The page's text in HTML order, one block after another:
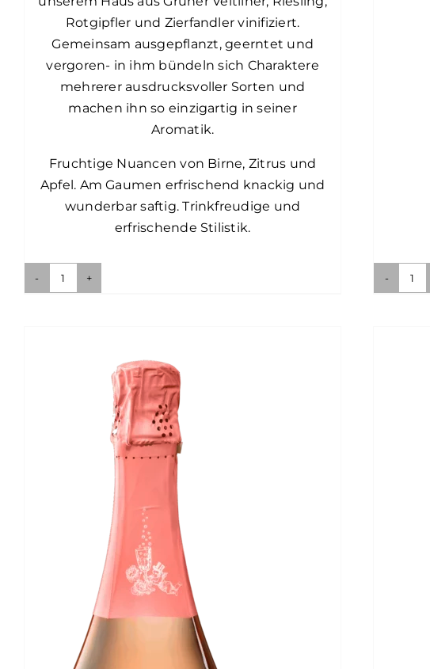
Rotgipfler und Zierfandler vinifiziert.
Gemeinsam ausgepflanzt, geerntet und
vergoren- in ihm bündeln sich Charaktere
mehrerer ausdrucksvoller Sorten und
machen ihn so einzigartig in seiner
Aromatik.
Fruchtige Nuancen von Birne, Zitrus und
Apfel. Am Gaumen erfrischend knackig und
wunderbar saftig. Trinkfreudige und
erfrischende Stilistik.